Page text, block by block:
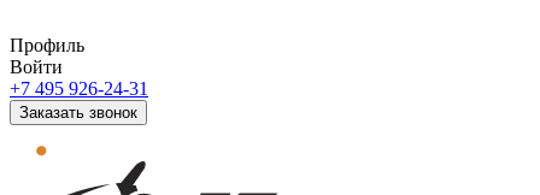
Профиль
Войти
+7 495 926-24-31
Заказать звонок